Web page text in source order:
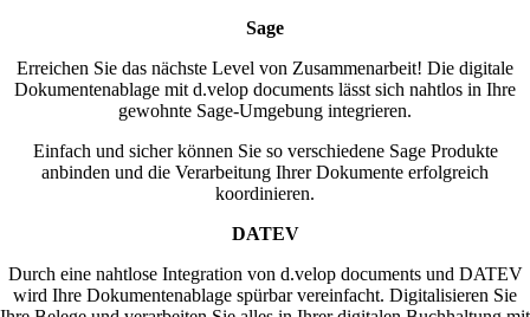
Sage
Erreichen Sie das nächste Level von Zusammenarbeit! Die digitale
Dokumentenablage mit d.velop documents lässt sich nahtlos in Ihre
gewohnte Sage-Umgebung integrieren.
Einfach und sicher können Sie so verschiedene Sage Produkte
anbinden und die Verarbeitung Ihrer Dokumente erfolgreich
koordinieren.
DATEV
Durch eine nahtlose Integration von d.velop documents und DATEV
wird Ihre Dokumentenablage spürbar vereinfacht. Digitalisieren Sie